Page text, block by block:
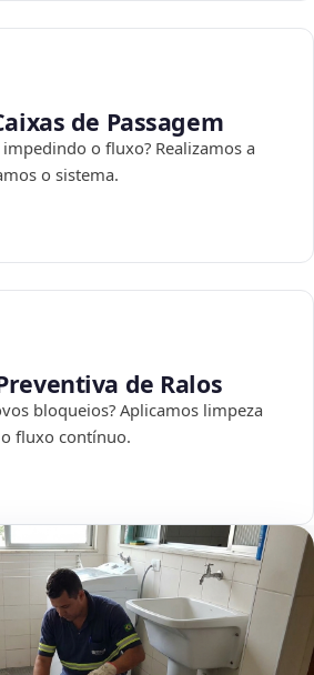
de Passagem
o fluxo? Realizamos a
o sistema.
de Ralos
bloqueios? Aplicamos limpeza
fluxo contínuo.